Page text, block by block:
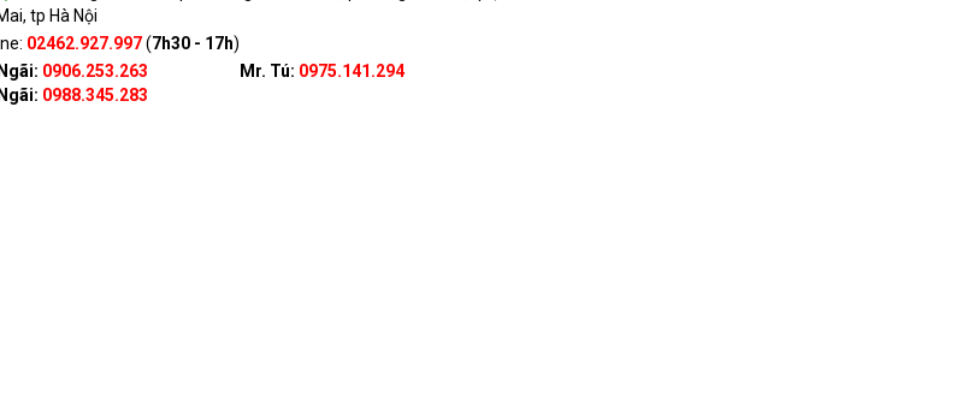
tp Hà Nội
02462.927.997(7h30 - 17h)
0906.253.263
0988.345.283
Mr. Tú: 0975.141.294